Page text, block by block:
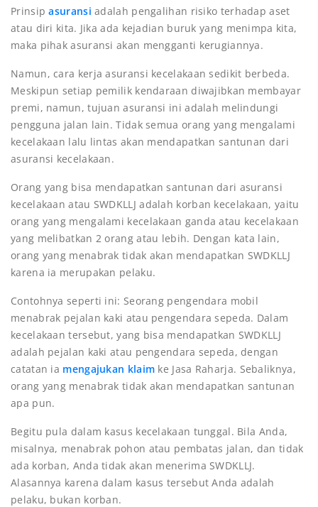
Prinsipasuransi adalah pengalihan risiko terhadap aset
atau diri kita. Jika ada kejadian buruk yang menimpa kita,
maka pihak asuransi akan mengganti kerugiannya.
Namun, cara kerja asuransi kecelakaan sedikit berbeda.
Meskipun setiap pemilik kendaraan diwajibkan membayar
premi, namun, tujuan asuransi ini adalah melindungi
pengguna jalan lain. Tidak semua orang yang mengalami
kecelakaan lalu lintas akan mendapatkan santunan dari
asuransi kecelakaan.
Orang yang bisa mendapatkan santunan dari asuransi
kecelakaan atau SWDKLLJ adalah korban kecelakaan, yaitu
orang yang mengalami kecelakaan ganda atau kecelakaan
yang melibatkan 2 orang atau lebih. Dengan kata lain,
orang yang menabrak tidak akan mendapatkan SWDKLLJ
karena ia merupakan pelaku.
Contohnya seperti ini: Seorang pengendara mobil
menabrak pejalan kaki atau pengendara sepeda. Dalam
kecelakaan tersebut, yang bisa mendapatkan SWDKLLJ
adalah pejalan kaki atau pengendara sepeda, dengan
catatan ia mengajukan klaim ke Jasa Raharja. Sebaliknya,
orang yang menabrak tidak akan mendapatkan santunan
apa pun.
Begitu pula dalam kasus kecelakaan tunggal. Bila Anda,
misalnya, menabrak pohon atau pembatas jalan, dan tidak
ada korban, Anda tidak akan menerima SWDKLLJ.
Alasannya karena dalam kasus tersebut Anda adalah
pelaku, bukan korban.